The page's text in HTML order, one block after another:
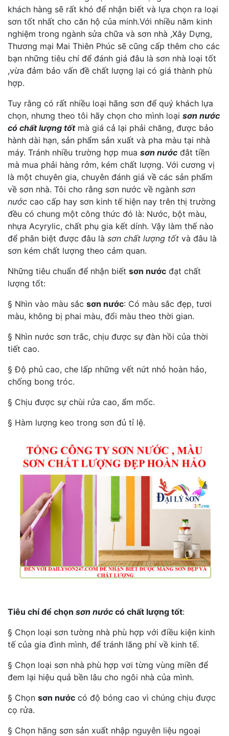
khách hàng sẽ rất khó để nhận biết và lựa chọn ra loại
sơn tốt nhất cho căn hộ của minh.Với nhiều năm kinh
nghiệm trong ngành sửa chữa và sơn nhà ,Xây Dựng,
Thương mại Mai Thiên Phúc sẽ cũng cấp thêm cho các
bạn những tiêu chí để đánh giá đâu là sơn nhà loại tốt
,vừa đảm bảo vấn đề chất lượng lại có giá thành phù
hợp.
Tuy rằng có rất nhiều loại hãng sơn để quý khách lựa
chọn, nhưng theo tôi hãy chọn cho mình loại sơn nước
có chất lượng tốtmà giá cả lại phải chăng, được bảo
hành dài hạn, sản phẩm sản xuất và pha màu tại nhà
máy. Tránh nhiều trường hợp mua sơn nước đắt tiền
mà mua phải hàng rởm, kém chất lượng. Với cương vị
là một chuyên gia, chuyên đánh giá về các sản phẩm
về sơn nhà. Tôi cho rằng sơn nước về ngành sơn
nước cao cấp hay sơn kinh tế hiện nay trên thị trường
đều có chung một công thức đó là: Nước, bột màu,
nhựa Acyrylic, chất phụ gia kết dính. Vậy làm thế nào
để phân biệt được đâu là sơn chất lượng tốt và đâu là
sơn kém chất lượng theo cảm quan.
Những tiêu chuẩn để nhận biết sơn nước đạt chất
lượng tốt:
§ Nhìn vào màu sắc sơn nước: Có màu sắc đẹp, tươi
màu, không bị phai màu, đổi màu theo thời gian.
§ Nhìn nước sơn trắc, chịu được sự đàn hồi của thời
tiết cao.
§ Độ phủ cao, che lấp những vết nứt nhỏ hoàn hảo,
chống bong tróc.
§ Chịu được sự chùi rửa cao, ẩm mốc.
§ Hàm lượng keo trong sơn đủ tỉ lệ.
Tiêu chí để chọn sơn nước có chất lượng tốt:
§ Chọn loại sơn tường nhà phù hợp với điều kiện kinh
tế của gia đình mình, để tránh lãng phí về kinh tế.
§ Chọn loại sơn nhà phù hợp vơi từng vùng miền để
đem lại hiệu quả bền lâu cho ngôi nhà của mình.
§ Chọn sơn nước có độ bóng cao vì chúng chịu được
cọ rửa.
§ Chọn hãng sơn sản xuất nhập nguyên liệu ngoại